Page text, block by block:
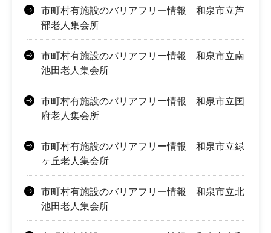
市町村有施設のバリアフリー情報 和泉市立芦
部老人集会所
市町村有施設のバリアフリー情報 和泉市立南
池田老人集会所
市町村有施設のバリアフリー情報 和泉市立国
府老人集会所
市町村有施設のバリアフリー情報 和泉市立緑
ヶ丘老人集会所
市町村有施設のバリアフリー情報 和泉市立北
池田老人集会所